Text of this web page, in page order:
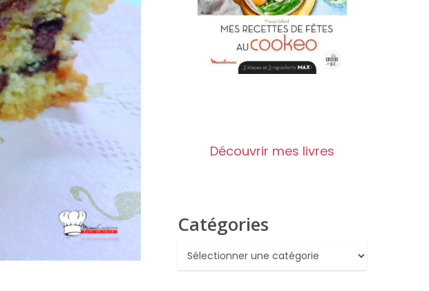
Découvrir mes livres
Catégories
Catégories